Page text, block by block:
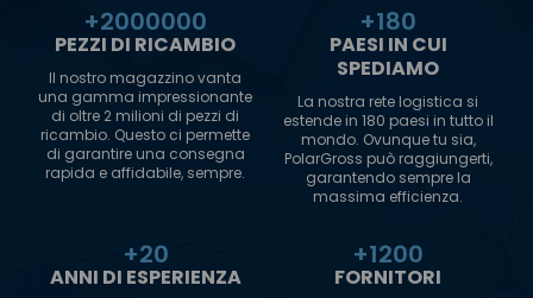
+2000000
PEZZI DI RICAMBIO
Il nostro magazzino vanta
una gamma impressionante
di oltre 2 milioni di pezzi di
ricambio. Questo ci permette
di garantire una consegna
rapida e affidabile, sempre.
+180
PAESI IN CUI
SPEDIAMO
La nostra rete logistica si
estende in 180 paesi in tutto il
mondo. Ovunque tu sia,
PolarGross può raggiungerti,
garantendo sempre la
massima efficienza.
+20
ANNI DI ESPERIENZA
+1200
FORNITORI